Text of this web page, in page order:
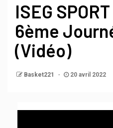
ISEG
6ème
(Vidéo)
Basket221 20 avril 2022